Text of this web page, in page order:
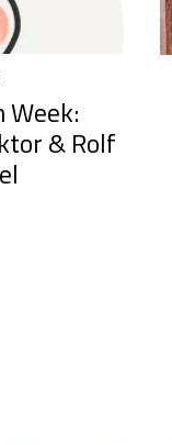
Week:
& Rolf